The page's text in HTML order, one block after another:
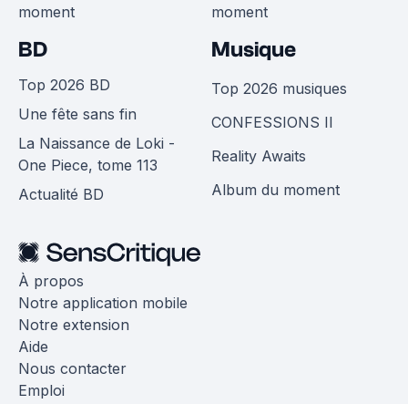
moment
moment
BD
Top 2026 BD
Une fête sans fin
La Naissance de Loki -
One Piece, tome 113
Actualité BD
Musique
Top 2026 musiques
CONFESSIONS II
Reality Awaits
Album du moment
À propos
Notre application mobile
Notre extension
Aide
Nous contacter
Emploi